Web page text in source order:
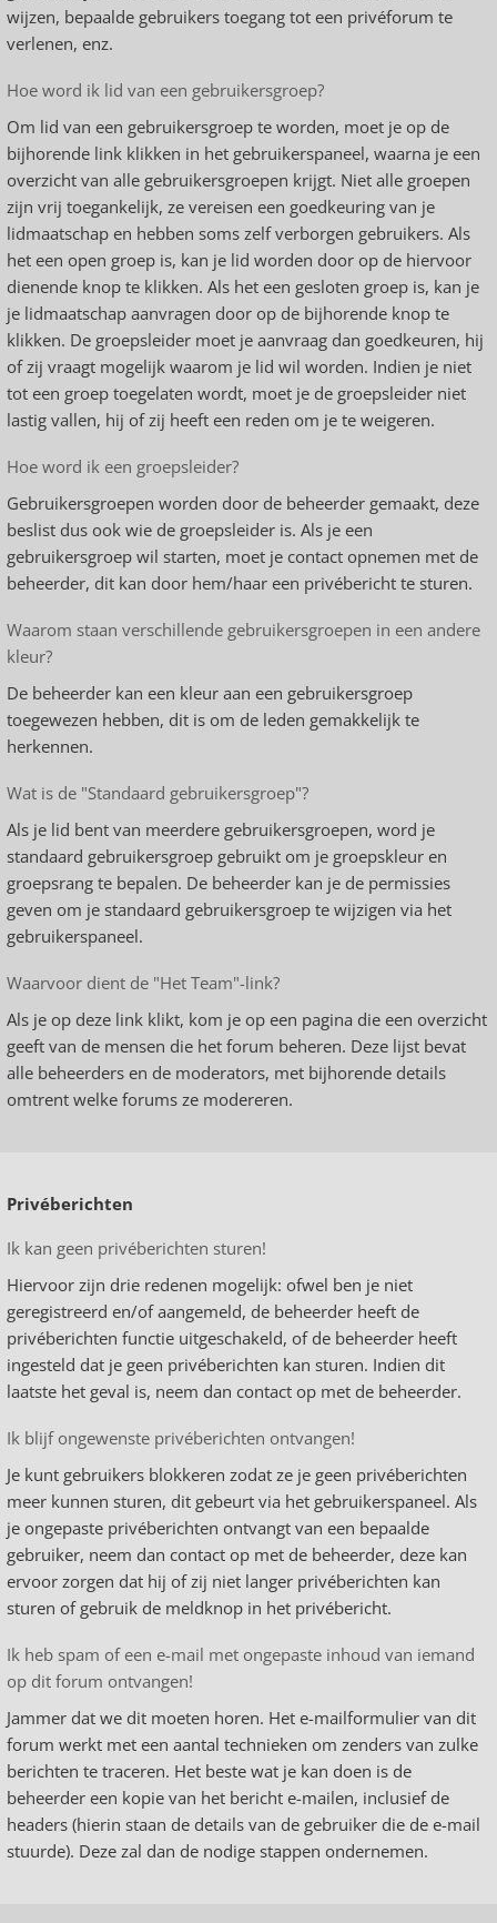
wijzen, bepaalde gebruikers toegang tot een privéforum te
verlenen, enz.
Hoe word ik lid van een gebruikersgroep?
Om lid van een gebruikersgroep te worden, moet je op de
bijhorende link klikken in het gebruikerspaneel, waarna je een
overzicht van alle gebruikersgroepen krijgt. Niet alle groepen
zijn vrij toegankelijk, ze vereisen een goedkeuring van je
lidmaatschap en hebben soms zelf verborgen gebruikers. Als
het een open groep is, kan je lid worden door op de hiervoor
dienende knop te klikken. Als het een gesloten groep is, kan je
je lidmaatschap aanvragen door op de bijhorende knop te
klikken. De groepsleider moet je aanvraag dan goedkeuren, hij
of zij vraagt mogelijk waarom je lid wil worden. Indien je niet
tot een groep toegelaten wordt, moet je de groepsleider niet
lastig vallen, hij of zij heeft een reden om je te weigeren.
Hoe word ik een groepsleider?
Gebruikersgroepen worden door de beheerder gemaakt, deze
beslist dus ook wie de groepsleider is. Als je een
gebruikersgroep wil starten, moet je contact opnemen met de
beheerder, dit kan door hem/haar een privébericht te sturen.
Waarom staan verschillende gebruikersgroepen in een andere
kleur?
De beheerder kan een kleur aan een gebruikersgroep
toegewezen hebben, dit is om de leden gemakkelijk te
herkennen.
Wat is de "Standaard gebruikersgroep"?
Als je lid bent van meerdere gebruikersgroepen, word je
standaard gebruikersgroep gebruikt om je groepskleur en
groepsrang te bepalen. De beheerder kan je de permissies
geven om je standaard gebruikersgroep te wijzigen via het
gebruikerspaneel.
Waarvoor dient de "Het Team"-link?
Als je op deze link klikt, kom je op een pagina die een overzicht
geeft van de mensen die het forum beheren. Deze lijst bevat
alle beheerders en de moderators, met bijhorende details
omtrent welke forums ze modereren.
Privéberichten
Ik kan geen privéberichten sturen!
Hiervoor zijn drie redenen mogelijk: ofwel ben je niet
geregistreerd en/of aangemeld, de beheerder heeft de
privéberichten functie uitgeschakeld, of de beheerder heeft
ingesteld dat je geen privéberichten kan sturen. Indien dit
laatste het geval is, neem dan contact op met de beheerder.
Ik blijf ongewenste privéberichten ontvangen!
Je kunt gebruikers blokkeren zodat ze je geen privéberichten
meer kunnen sturen, dit gebeurt via het gebruikerspaneel. Als
je ongepaste privéberichten ontvangt van een bepaalde
gebruiker, neem dan contact op met de beheerder, deze kan
ervoor zorgen dat hij of zij niet langer privéberichten kan
sturen of gebruik de meldknop in het privébericht.
Ik heb spam of een e-mail met ongepaste inhoud van iemand
op dit forum ontvangen!
Jammer dat we dit moeten horen. Het e-mailformulier van dit
forum werkt met een aantal technieken om zenders van zulke
berichten te traceren. Het beste wat je kan doen is de
beheerder een kopie van het bericht e-mailen, inclusief de
headers (hierin staan de details van de gebruiker die de e-mail
stuurde). Deze zal dan de nodige stappen ondernemen.